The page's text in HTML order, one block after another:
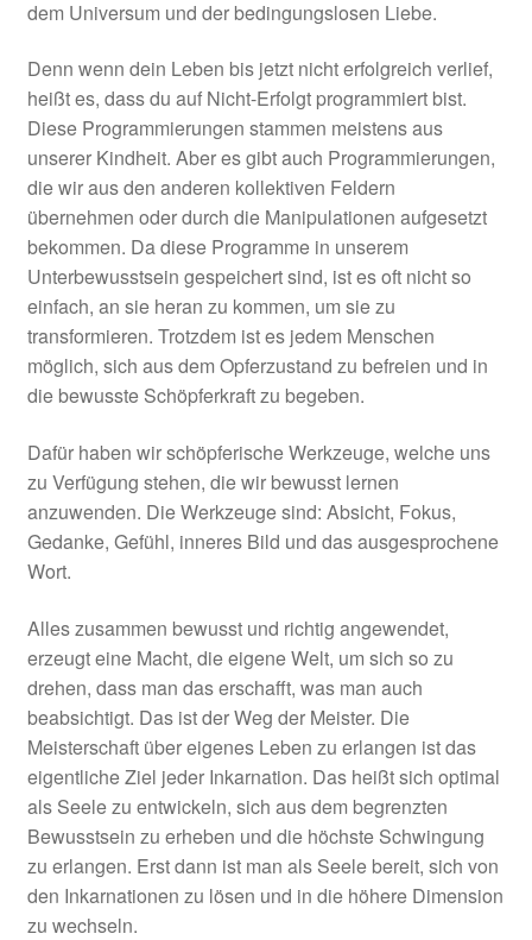
dem Universum und der bedingungslosen Liebe.
Denn wenn dein Leben bis jetzt nicht erfolgreich verlief,
heißt es, dass du auf Nicht-Erfolgt programmiert bist.
Diese Programmierungen stammen meistens aus
unserer Kindheit. Aber es gibt auch Programmierungen,
die wir aus den anderen kollektiven Feldern
übernehmen oder durch die Manipulationen aufgesetzt
bekommen. Da diese Programme in unserem
Unterbewusstsein gespeichert sind, ist es oft nicht so
einfach, an sie heran zu kommen, um sie zu
transformieren. Trotzdem ist es jedem Menschen
möglich, sich aus dem Opferzustand zu befreien und in
die bewusste Schöpferkraft zu begeben.
Dafür haben wir schöpferische Werkzeuge, welche uns
zu Verfügung stehen, die wir bewusst lernen
anzuwenden. Die Werkzeuge sind: Absicht, Fokus,
Gedanke, Gefühl, inneres Bild und das ausgesprochene
Wort.
Alles zusammen bewusst und richtig angewendet,
erzeugt eine Macht, die eigene Welt, um sich so zu
drehen, dass man das erschafft, was man auch
beabsichtigt. Das ist der Weg der Meister. Die
Meisterschaft über eigenes Leben zu erlangen ist das
eigentliche Ziel jeder Inkarnation. Das heißt sich optimal
als Seele zu entwickeln, sich aus dem begrenzten
Bewusstsein zu erheben und die höchste Schwingung
zu erlangen. Erst dann ist man als Seele bereit, sich von
den Inkarnationen zu lösen und in die höhere Dimension
zu wechseln.